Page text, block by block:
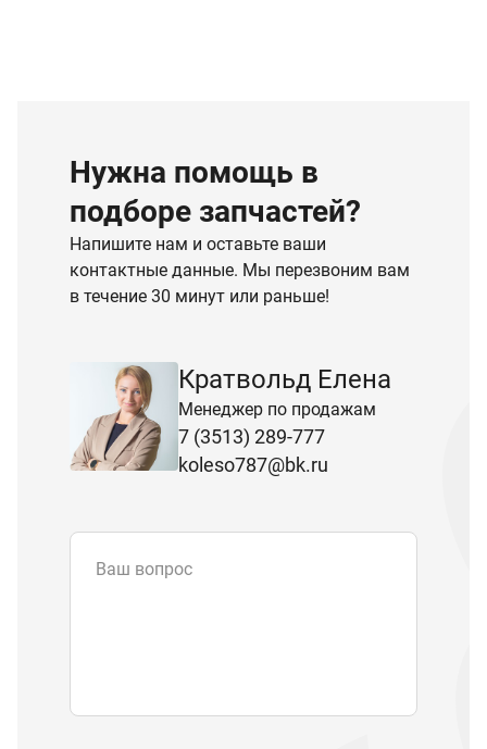
Нужна помощь в
подборе запчастей?
Напишите нам и оставьте ваши
контактные данные. Мы перезвоним вам
в течение 30 минут или раньше!
Кратвольд Елена
Менеджер по продажам
7 (3513) 289-777
koleso787@bk.ru
Ваш вопрос